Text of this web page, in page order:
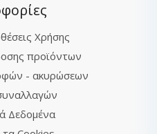
Χρήσης
προϊόντων
- ακυρώσεων
Δεδομένα